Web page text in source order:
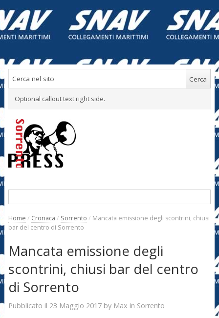
Optional callout text right side.
Home / Cronaca / Sorrento / Mancata emissione degli scontrini, chiusi
bar del centro di Sorrento
Mancata emissione degli
scontrini, chiusi bar del centro
di Sorrento
Pubblicato il 23 Maggio 2017by Max in Sorrento